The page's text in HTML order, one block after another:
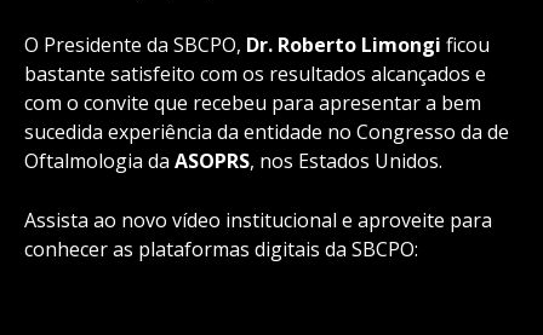
O Presidente da SBCPO, Dr. Roberto Limongi ficou
bastante satisfeito com os resultados alcançados e
com o convite que recebeu para apresentar a bem
sucedida experiência da entidade no Congresso da de
Oftalmologia da ASOPRS, nos Estados Unidos.
Assista ao novo vídeo institucional e aproveite para
conhecer as plataformas digitais da SBCPO: